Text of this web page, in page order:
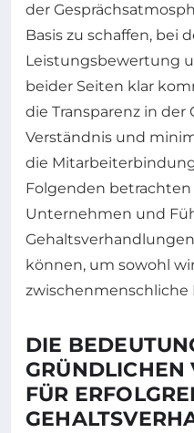
der
Basis zu schaffen, bei
Leistungsbewertung
beider Seiten klar
die Transparenz in
Verständnis und
die
Folgenden betrachten
Unternehmen und
können, um sowohl
zwischenmenschliche
DIE
GRÜNDLICHEN
FÜR